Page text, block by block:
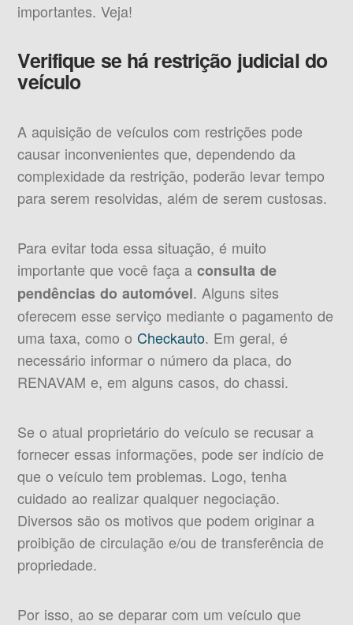
importantes. Veja!
Verifique se há restrição judicial do
veículo
A aquisição de veículos com restrições pode
causar inconvenientes que, dependendo da
complexidade da restrição, poderão levar tempo
para serem resolvidas, além de serem custosas.
Para evitar toda essa situação, é muito
importante que você faça aconsulta de
pendências do automóvel. Alguns sites
oferecem esse serviço mediante o pagamento de
uma taxa, como o Checkauto. Em geral, é
necessário informar o número da placa, do
RENAVAM e, em alguns casos, do chassi.
Se o atual proprietário do veículo se recusar a
fornecer essas informações, pode ser indício de
que o veículo tem problemas. Logo, tenha
cuidado ao realizar qualquer negociação.
Diversos são os motivos que podem originar a
proibição de circulação e/ou de transferência de
propriedade.
Por isso, ao se deparar com um veículo que